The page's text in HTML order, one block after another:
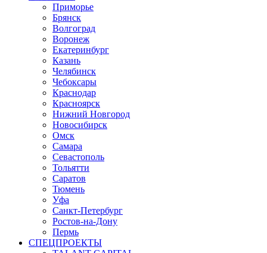
Приморье
Брянск
Волгоград
Воронеж
Екатеринбург
Казань
Челябинск
Чебоксары
Краснодар
Красноярск
Нижний Новгород
Новосибирск
Омск
Самара
Севастополь
Тольятти
Саратов
Тюмень
Уфа
Санкт-Петербург
Ростов-на-Дону
Пермь
СПЕЦПРОЕКТЫ